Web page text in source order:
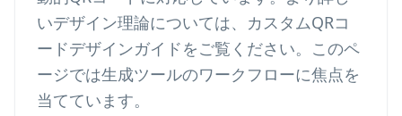
いデザイン理論については、 カスタムQRコ
ードデザインガイドをご覧ください。このペ
ージでは生成ツールのワークフローに焦点を
当てています。